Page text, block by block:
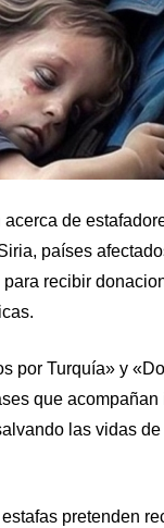
de
países
recibir
por Turquía» y
que
las vidas
pretenden